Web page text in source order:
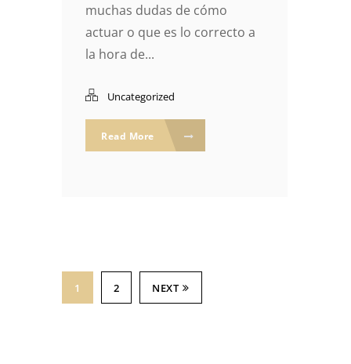
muchas dudas de cómo
actuar o que es lo correcto a
la hora de...
Uncategorized
Read More
1 2 NEXT